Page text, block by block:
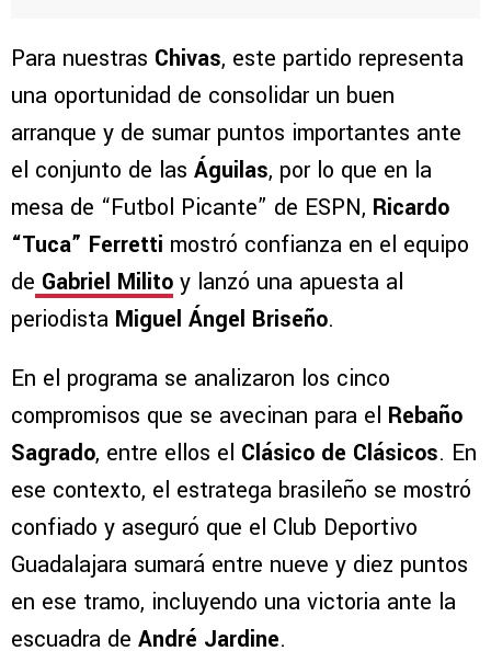
Para nuestras Chivas, este partido representa
una oportunidad de consolidar un buen
arranque y de sumar puntos importantes ante
el conjunto de las Águilas, por lo que en la
mesa de “Futbol Picante” de ESPN, Ricardo
“Tuca” Ferretti mostró confianza en el equipo
de Gabriel Milito y lanzó una apuesta al
periodista Miguel Ángel Briseño.
En el programa se analizaron los cinco
compromisos que se avecinan para el Rebaño
Sagrado, entre ellos el Clásico de Clásicos. En
ese contexto, el estratega brasileño se mostró
confiado y aseguró que el Club Deportivo
Guadalajara sumará entre nueve y diez puntos
en ese tramo, incluyendo una victoria ante la
escuadra de André Jardine.